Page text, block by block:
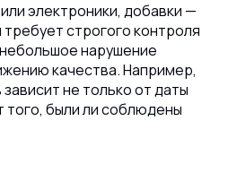
электроники, добавки —
строгого контроля
нарушение
качества. Например,
не только от даты
того, были ли соблюдены